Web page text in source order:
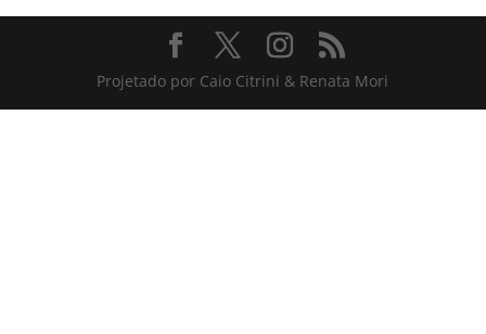
Projetado por Caio Citrini & Renata Mori